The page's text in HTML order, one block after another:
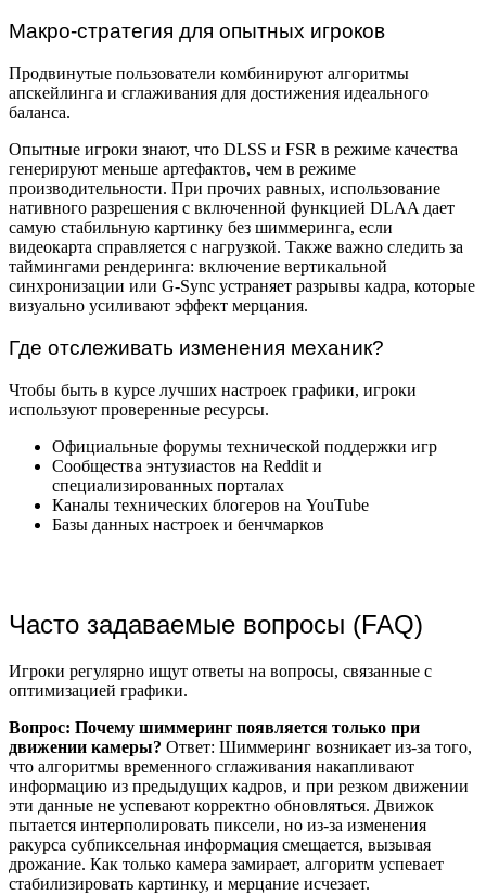
Макро-стратегия для опытных игроков
Продвинутые пользователи комбинируют алгоритмы
апскейлинга и сглаживания для достижения идеального
баланса.
Опытные игроки знают, что DLSS и FSR в режиме качества
генерируют меньше артефактов, чем в режиме
производительности. При прочих равных, использование
нативного разрешения с включенной функцией DLAA дает
самую стабильную картинку без шиммеринга, если
видеокарта справляется с нагрузкой. Также важно следить за
таймингами рендеринга: включение вертикальной
синхронизации или G-Sync устраняет разрывы кадра, которые
визуально усиливают эффект мерцания.
Где отслеживать изменения механик?
Чтобы быть в курсе лучших настроек графики, игроки
используют проверенные ресурсы.
Официальные форумы технической поддержки игр
Сообщества энтузиастов на Reddit и
специализированных порталах
Каналы технических блогеров на YouTube
Базы данных настроек и бенчмарков
Часто задаваемые вопросы (FAQ)
Игроки регулярно ищут ответы на вопросы, связанные с
оптимизацией графики.
Вопрос: Почему шиммеринг появляется только при
движении камеры? Ответ: Шиммеринг возникает из-за того,
что алгоритмы временного сглаживания накапливают
информацию из предыдущих кадров, и при резком движении
эти данные не успевают корректно обновляться. Движок
пытается интерполировать пиксели, но из-за изменения
ракурса субпиксельная информация смещается, вызывая
дрожание. Как только камера замирает, алгоритм успевает
стабилизировать картинку, и мерцание исчезает.